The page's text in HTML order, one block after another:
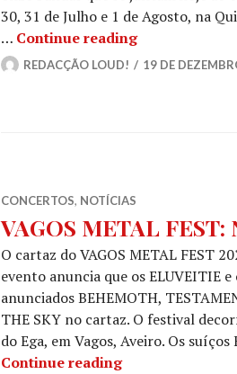
30, 31 de Julho e 1 de Agosto, na
… Continue readingVAGOS METAL
11 (!) bandas
REDACÇÃO LOUD! 19 DE
CONCERTOS, NOTÍCIAS
VAGOS METAL
O cartaz do VAGOS METAL FEST
evento anuncia que os ELUVEITIE e
anunciados BEHEMOTH,
THE SKY no cartaz. O festival
do Ega, em Vagos, Aveiro. Os
Continue readingVAGOS METAL